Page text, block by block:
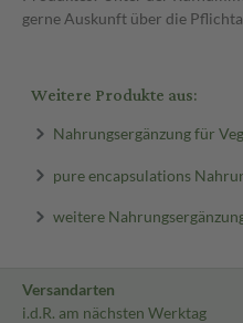
gerne Auskunft über die
Weitere Produkte aus:
Nahrungsergänzung für
pure encapsulations
weitere
Versandarten
i.d.R. am nächsten Werktag